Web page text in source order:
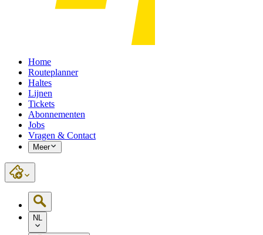
Home
Routeplanner
Haltes
Lijnen
Tickets
Abonnementen
Jobs
Vragen & Contact
Meer
NL